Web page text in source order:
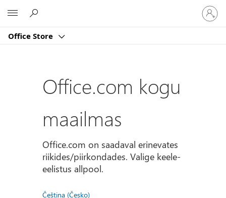
Office Store
Logige
sisse
oma
Office.com kogu
maailmas
Office.com on saadaval erinevates
riikides/piirkondades. Valige keele-
eelistus allpool.
Čeština (Česko)